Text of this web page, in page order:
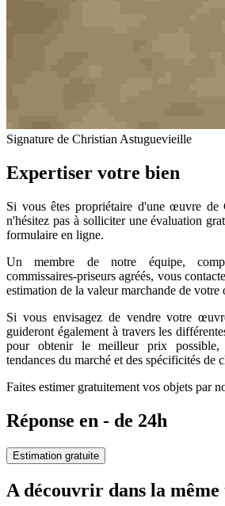
Signature de Christian Astuguevieille
Expertiser votre bien
Si vous êtes propriétaire d'une œuvre de
n'hésitez pas à solliciter une évaluation
formulaire en ligne.
Un membre de notre équipe,
commissaires-priseurs agréés, vous
estimation de la valeur marchande de
Si vous envisagez de vendre votre
guideront également à travers les
pour obtenir le meilleur prix possible,
tendances du marché et des spécificités de
Faites estimer gratuitement vos objets par
Réponse en - de 24h
Estimation gratuite
A découvrir dans la